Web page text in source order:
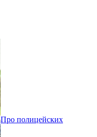
Про полицейских